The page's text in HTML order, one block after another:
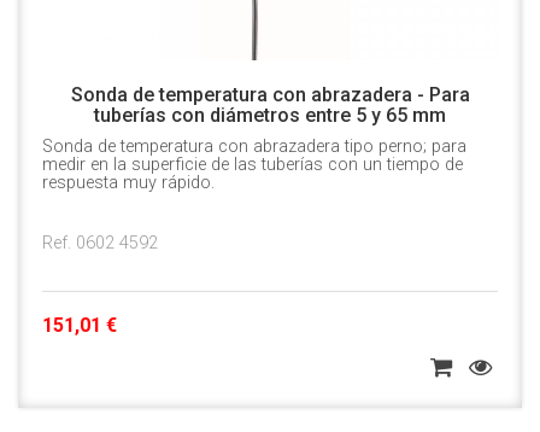
Sonda de temperatura con abrazadera - Para
tuberías con diámetros entre 5 y 65 mm
Sonda de temperatura con abrazadera tipo perno; para
medir en la superficie de las tuberías con un tiempo de
respuesta muy rápido.
Ref. 0602 4592
151,01 €